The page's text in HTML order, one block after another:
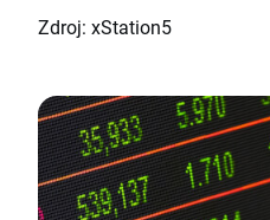
Zdroj: xStation5